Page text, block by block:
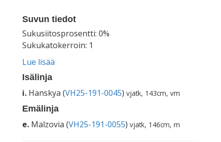
Suvun tiedot
Sukusiitosprosentti: 0%
Sukukatokerroin: 1
Lue lisää
Isälinja
i. Hanskya (VH25-191-0045) vjatk, 143cm, vm
Emälinja
e. Malzovia (VH25-191-0055) vjatk, 146cm, m